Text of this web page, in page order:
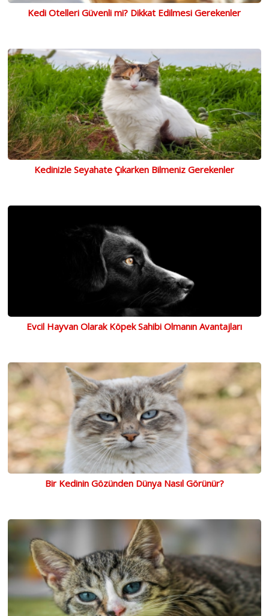
Kedi Otelleri Güvenli mi? Dikkat Edilmesi Gerekenler
Kedinizle Seyahate Çıkarken Bilmeniz Gerekenler
Evcil Hayvan Olarak Köpek Sahibi Olmanın Avantajları
Bir Kedinin Gözünden Dünya Nasıl Görünür?